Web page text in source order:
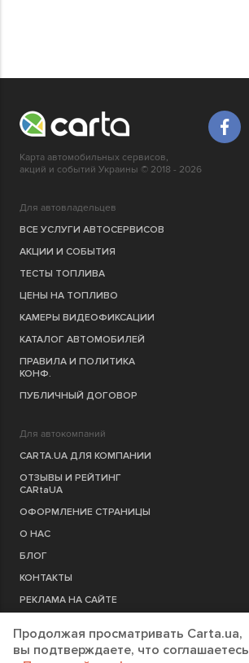
Карта автомобильных сервисов,
акций и событий Украины © 2018 - 2026
Для автовладельцев
ВСЕ УСЛУГИ АВТОСЕРВИСОВ
АКЦИИ И СОБЫТИЯ
ТЕСТЫ ТОПЛИВА
ЦЕНЫ НА ТОПЛИВО
КАМЕРЫ ВИДЕОФИКСАЦИИ
КАТАЛОГ АВТОМОБИЛЕЙ
ПРАВИЛА И ПОЛИТИКА
КОНФ.
ПУБЛИЧНЫЙ ДОГОВОР
Для автокомпаний
CARTA.UA ДЛЯ КОМПАНИИ
ОТЗЫВЫ И РЕЙТИНГ
CARtaUA
ОФОРМЛЕНИЕ СТРАНИЦЫ
О НАС
БЛОГ
КОНТАКТЫ
РЕКЛАМА НА САЙТЕ
РЕГИСТРАЦИЯ КОМПАНИЮ
Продолжая просматривать Carta.ua,
вы подтверждаете, что соглашаетесь